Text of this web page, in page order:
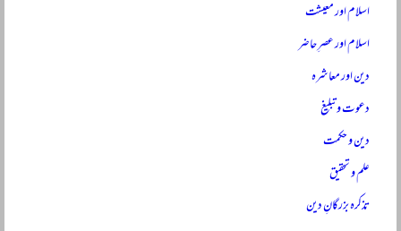
اسلام اور معیشت
اسلام اور عصرِ حاضر
دین اور معاشرہ
دعوت و تبلیغ
دین و حکمت
علم و تحقیق
تذکرہ بزرگانِ دین